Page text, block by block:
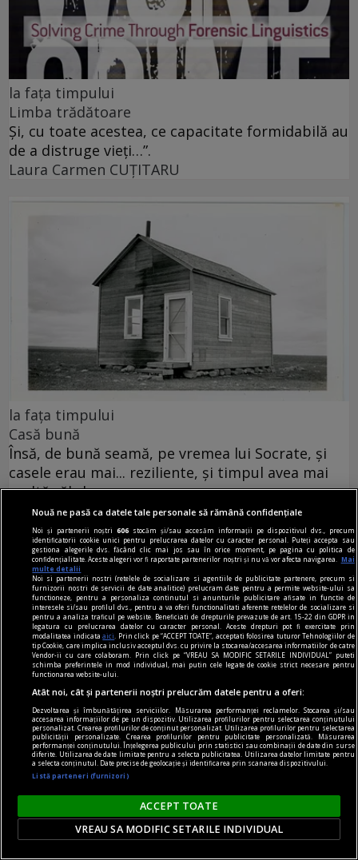
la fața timpului
Limba trădătoare
Și, cu toate acestea, ce capacitate formidabilă au
de a distruge vieți…”.
Laura Carmen CUȚITARU
la fața timpului
Casă bună
Însă, de bună seamă, pe vremea lui Socrate, și
casele erau mai... reziliente, și timpul avea mai
multă răbdare...
la fața timpului
Radu Paraschivescu. Portret sumar
Cărţile lui Radu Paraschivescu sînt mărturia unei
curiozităţi insaţiabile, a unui umor inefabil şi a
unei verve torenţiale.
Nouă ne pasă ca datele tale personale să rămână confidențiale
Noi și partenerii noștri606 stocăm și/sau accesăm informații pe dispozitivul dvs., precum
identificatorii cookie unici pentru prelucrarea datelor cu caracter personal. Puteți accepta sau
gestiona alegerile dvs. făcând clic mai jos sau în orice moment, pe pagina cu politica de
confidențialitate. Aceste alegeri vor fi raportate partenerilor noștri și nu vă vor afecta navigarea.
Mai
multe detalii
Noi si partenerii nostri (retelele de socializare si agentiile de publicitate partenere, precum si
furnizorii nostri de servicii de date analitice) prelucram date pentru a permite website-ului sa
functioneze, pentru a personaliza continutul si anunturile publicitare afisate in functie de
interesele si/sau profilul dvs., pentru a va oferi functionalitati aferente retelelor de socializare si
pentru a analiza traficul pe website. Beneficiati de drepturile prevazute de art. 15-22 din GDPR in
legatura cu prelucrarea datelor cu caracter personal. Aceste drepturi pot fi exercitate prin
modalitatea indicataaici
. Prin click pe “ACCEPT TOATE”, acceptati folosirea tuturor Tehnologiilor de
tip Cookie, care implica inclusiv acceptul dvs. cu privire la stocarea/accesarea informatiilor de catre
Vendor-ii cu care colaboram. Prin click pe “VREAU SA MODIFIC SETARILE INDIVIDUAL” puteti
schimba preferintele in mod individual, mai putin cele legate de cookie strict necesare pentru
functionarea website-ului.
Atât noi, cât și partenerii noștri prelucrăm datele pentru a oferi:
Dezvoltarea și îmbunătățirea serviciilor. Măsurarea performanței reclamelor. Stocarea și/sau
accesarea informațiilor de pe un dispozitiv. Utilizarea profilurilor pentru selectarea conținutului
personalizat. Crearea profilurilor de conținut personalizat. Utilizarea profilurilor pentru selectarea
publicității personalizate. Crearea profilurilor pentru publicitate personalizată. Măsurarea
performanței conținutului. Înțelegerea publicului prin statistici sau combinații de date din surse
diferite. Utilizarea de date limitate pentru a selecta publicitatea. Utilizarea datelor limitate pentru
a selecta conținutul. Date precise de geolocație și identificarea prin scanarea dispozitivului.
Listă parteneri (furnizori)
ACCEPT TOATE
VREAU SA MODIFIC SETARILE INDIVIDUAL